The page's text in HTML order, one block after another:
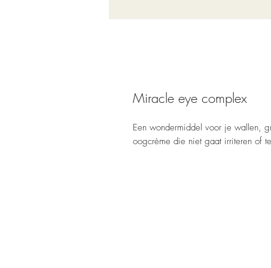
Miracle eye complex
Een wondermiddel voor je wallen,
oogcrème die niet gaat irriteren of